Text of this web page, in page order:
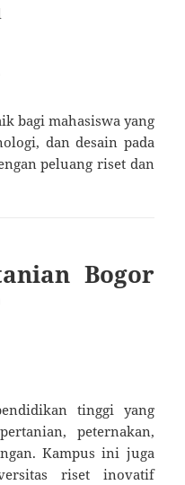
bagi mahasiswa yang
dan desain pada
peluang riset dan
Bogor
tinggi yang
peternakan,
Kampus ini juga
riset inovatif